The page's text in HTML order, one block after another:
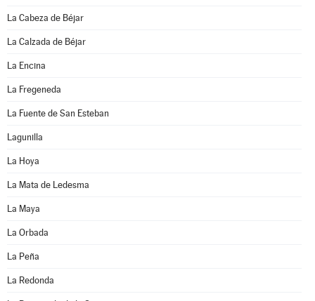
La Cabeza de Béjar
La Calzada de Béjar
La Encina
La Fregeneda
La Fuente de San Esteban
Lagunilla
La Hoya
La Mata de Ledesma
La Maya
La Orbada
La Peña
La Redonda